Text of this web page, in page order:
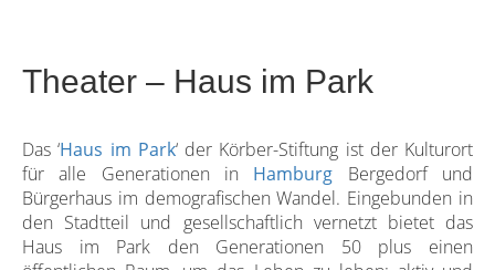
Theater – Haus im Park
Das ‘Haus im Park‘ der Körber-Stiftung ist der Kulturort
für alle Generationen in Hamburg Bergedorf und
Bürgerhaus im demografischen Wandel. Eingebunden in
den Stadtteil und gesellschaftlich vernetzt bietet das
Haus im Park den Generationen 50 plus einen